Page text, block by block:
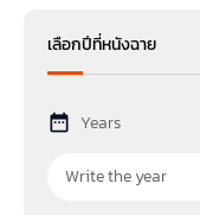
เลือกปีที่หนังฉาย
Years